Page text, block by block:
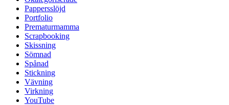
Pappersslöjd
Portfolio
Prematurmamma
Scrapbooking
Skissning
Sömnad
Spånad
Stickning
Vävning
Virkning
YouTube